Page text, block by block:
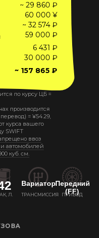
Л. ТРАНСМИССИЯ
Вариатор
ПРИВОД
Передний
(FF)
~ 29 860 ₽
60 000 ¥
~ 32 574 ₽
59 000 ₽
6 431 ₽
30 000 ₽
~ 157 865 ₽
по курсу ЦБ =
производится
= ¥54.29,
курса вашего
SWIFT
ввоз
и автомобилей
куб. см.